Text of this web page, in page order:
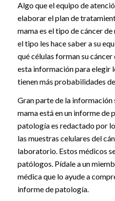
Algo que el equipo de
elaborar el plan de
mama es el tipo de cáncer
el tipo les hace saber a su
qué células forman su cáncer
esta información para elegir
tienen más probabilidades
Gran parte de la
mama está en un informe de
patología es redactado por
las muestras celulares del
laboratorio. Estos médicos
patólogos. Pídale a un
médica que lo ayude a
informe de patología.